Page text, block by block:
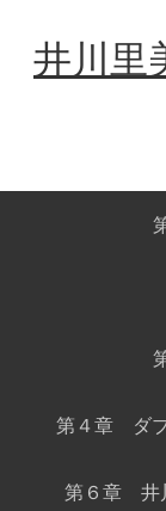
links
primary
content
primary
井川里
第４章 ダ
第６章 井